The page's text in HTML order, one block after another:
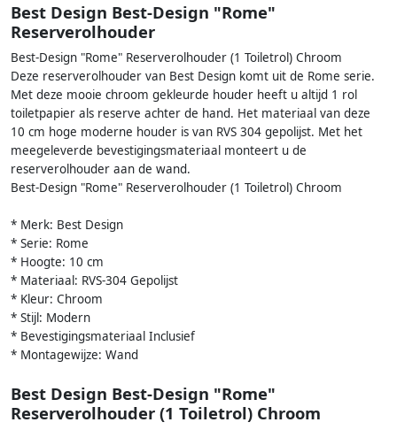
Best Design Best-Design "Rome"
Reserverolhouder
Best-Design "Rome" Reserverolhouder (1 Toiletrol) Chroom
Deze reserverolhouder van Best Design komt uit de Rome serie.
Met deze mooie chroom gekleurde houder heeft u altijd 1 rol
toiletpapier als reserve achter de hand. Het materiaal van deze
10 cm hoge moderne houder is van RVS 304 gepolijst. Met het
meegeleverde bevestigingsmateriaal monteert u de
reserverolhouder aan de wand.
Best-Design "Rome" Reserverolhouder (1 Toiletrol) Chroom
* Merk: Best Design
* Serie: Rome
* Hoogte: 10 cm
* Materiaal: RVS-304 Gepolijst
* Kleur: Chroom
* Stijl: Modern
* Bevestigingsmateriaal Inclusief
* Montagewijze: Wand
Best Design Best-Design "Rome"
Reserverolhouder (1 Toiletrol) Chroom